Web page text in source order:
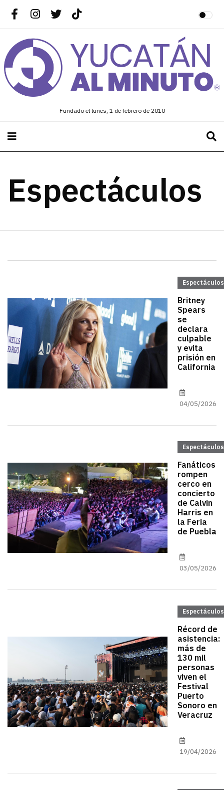
Fundado el lunes, 1 de febrero de 2010
Espectáculos
Espectáculos
Britney
Spears
se
declara
culpable
y evita
prisión en
California
04/05/2026
Espectáculos
Fanáticos
rompen
cerco en
concierto
de Calvin
Harris en
la Feria
de Puebla
03/05/2026
Espectáculos
Récord de
asistencia:
más de
130 mil
personas
viven el
Festival
Puerto
Sonoro en
Veracruz
19/04/2026